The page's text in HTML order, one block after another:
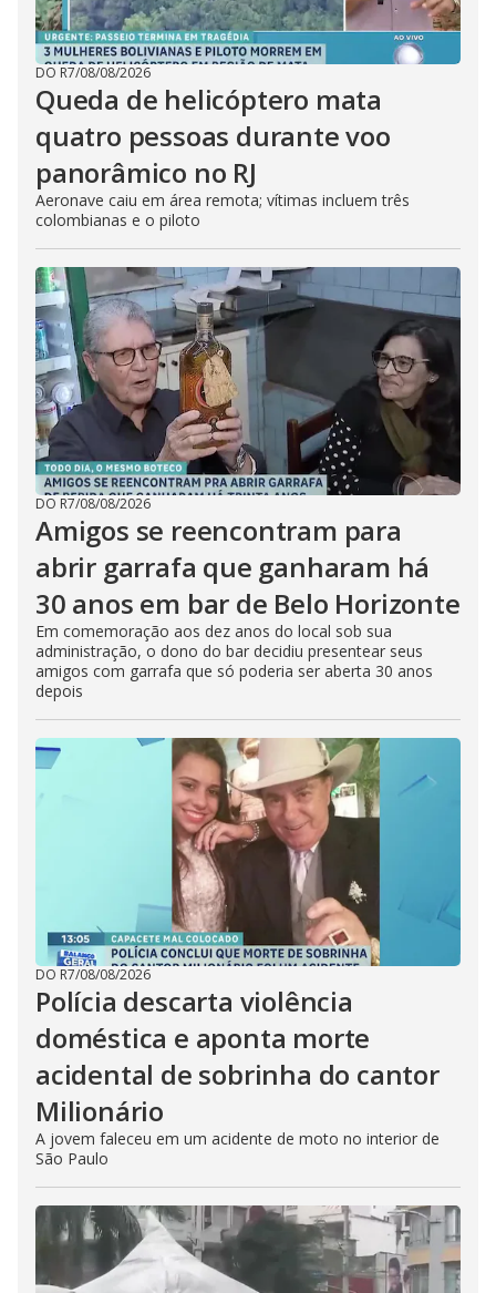
DO R7/08/08/2026
Queda de helicóptero mata
quatro pessoas durante voo
panorâmico no RJ
Aeronave caiu em área remota; vítimas incluem três
colombianas e o piloto
DO R7/08/08/2026
Amigos se reencontram para
abrir garrafa que ganharam há
30 anos em bar de Belo Horizonte
Em comemoração aos dez anos do local sob sua
administração, o dono do bar decidiu presentear seus
amigos com garrafa que só poderia ser aberta 30 anos
depois
DO R7/08/08/2026
Polícia descarta violência
doméstica e aponta morte
acidental de sobrinha do cantor
Milionário
A jovem faleceu em um acidente de moto no interior de
São Paulo